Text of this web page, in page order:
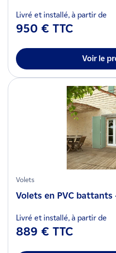
Livré et installé, à partir de
950 € TTC
Voir le
Volets
Volets en PVC battants
Livré et installé, à partir de
889 € TTC